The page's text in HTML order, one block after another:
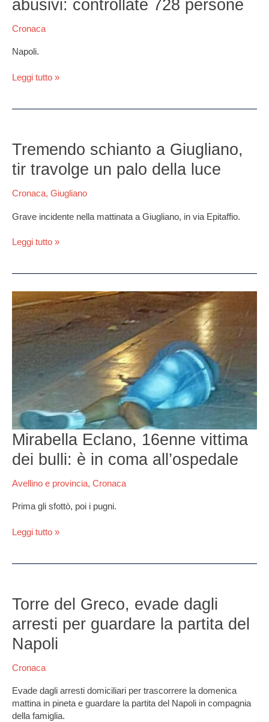
abusivi: controllate 728 persone
Cronaca
Napoli.
contro
abusivi:
728
Leggi tutto »
Tremendo schianto a Giugliano,
tir travolge un palo della luce
Cronaca, Giugliano
Grave incidente nella mattinata a Giugliano, in via Epitaffio.
schianto
Giugliano,
travolge
palo
luce
Leggi tutto »
Mirabella Eclano, 16enne vittima
dei bulli: è in coma all’ospedale
Avellino e provincia, Cronaca
Prima gli sfottò, poi i pugni.
Mirabella
Eclano,
16enne
vittima
dei
bulli:
è
coma
all’ospedale
Leggi tutto »
Torre del Greco, evade dagli
arresti per guardare la partita del
Napoli
Cronaca
Evade dagli arresti domiciliari per trascorrere la domenica
mattina in pineta e guardare la partita del Napoli in compagnia
della famiglia.
del
Greco,
evade
dagli
arresti
per
la
partita
del